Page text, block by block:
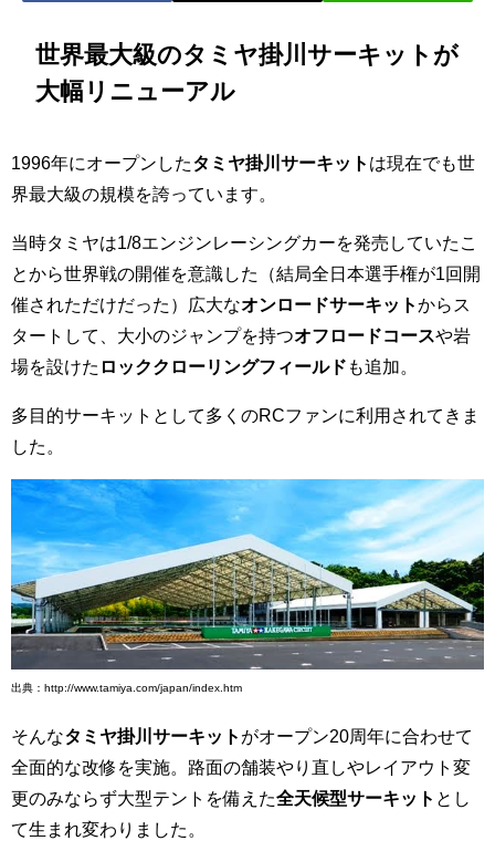
世界最大級のタミヤ掛川サーキットが
大幅リニューアル
1996年にオープンしたタミヤ掛川サーキット は現在でも世
界最大級の規模を誇っています。
当時タミヤは1/8エンジンレーシングカーを発売していたこ
とから世界戦の開催を意識した（結局全日本選手権が1回開
催されただけだった）広大なオンロードサーキットからス
タートして、大小のジャンプを持つオフロードコースや岩
場を設けた ロッククローリングフィールド も追加。
多目的サーキットとして多くのRCファンに利用されてきま
した。
出典：http://www.tamiya.com/japan/index.htm
そんなタミヤ掛川サーキット がオープン20周年に合わせて
全面的な改修を実施。路面の舗装やり直しやレイアウト変
更のみならず大型テントを備えた全天候型サーキット とし
て生まれ変わりました。